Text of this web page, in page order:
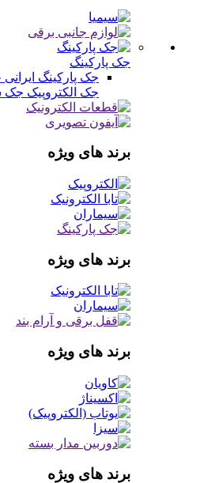
جک پارکینگ
جک پارکینگ ایرانی
جک الکتروپیک جک
برند های ویژه
برند های ویژه
برند های ویژه
برند های ویژه